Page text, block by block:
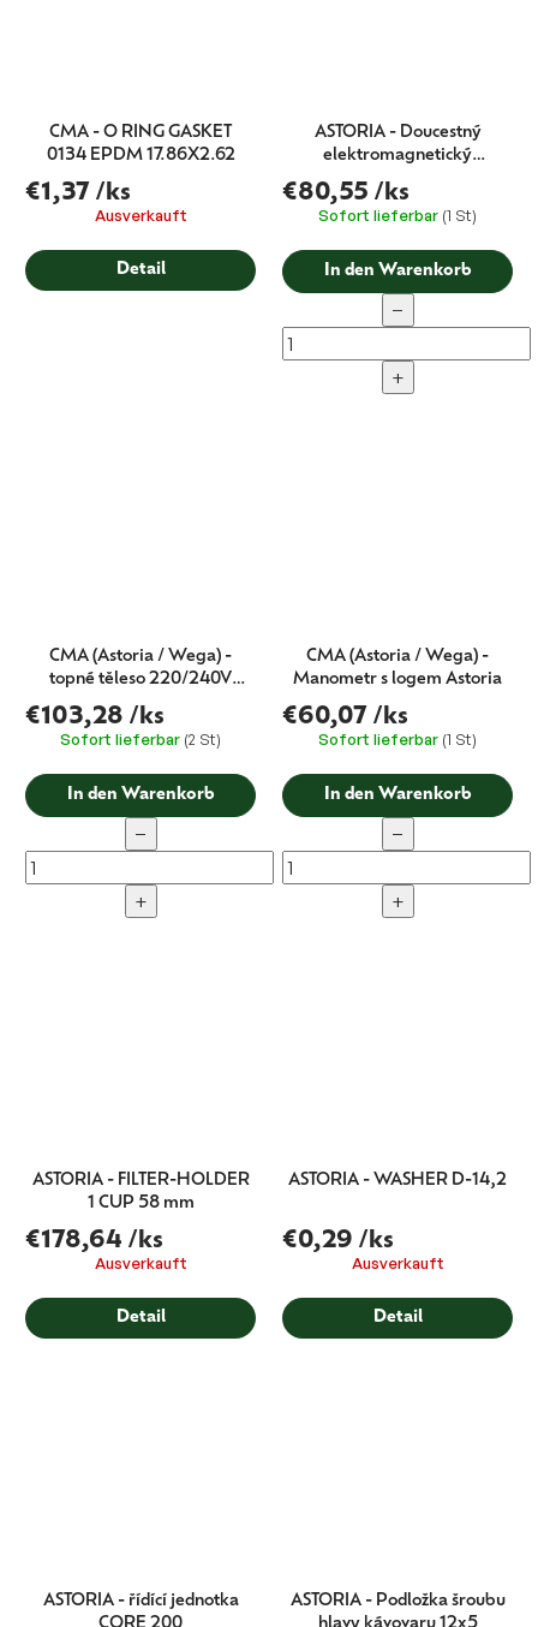
CMA - O RING GASKET
0134 EPDM 17.86X2.62
€1,37 /ks
Ausverkauft
Detail
ASTORIA - Doucestný
elektromagnetický
solenoidový ventil pro výdej
vody 230V 9W
€80,55 /ks
Sofort lieferbar (1 St)
In den Warenkorb
−
+
CMA (Astoria / Wega) -
topné těleso 220/240V
3400/3700W
€103,28 /ks
Sofort lieferbar (2 St)
In den Warenkorb
−
+
CMA (Astoria / Wega) -
Manometr s logem Astoria
€60,07 /ks
Sofort lieferbar (1 St)
In den Warenkorb
−
+
ASTORIA - FILTER-HOLDER
1 CUP 58 mm
€178,64 /ks
Ausverkauft
Detail
ASTORIA - WASHER D-14,2
€0,29 /ks
Ausverkauft
Detail
ASTORIA - řídící jednotka
ASTORIA - Podložka šroubu